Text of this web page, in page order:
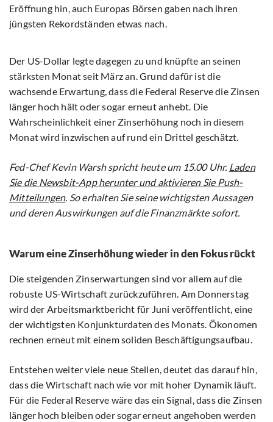
Eröffnung hin, auch Europas Börsen gaben nach ihren
jüngsten Rekordständen etwas nach.
Der US-Dollar legte dagegen zu und knüpfte an seinen
stärksten Monat seit März an. Grund dafür ist die
wachsende Erwartung, dass die Federal Reserve die Zinsen
länger hoch hält oder sogar erneut anhebt. Die
Wahrscheinlichkeit einer Zinserhöhung noch in diesem
Monat wird inzwischen auf rund ein Drittel geschätzt.
Fed-Chef Kevin Warsh spricht heute um 15.00 Uhr. Laden
Sie die Newsbit-App herunter und aktivieren Sie Push-
Mitteilungen. So erhalten Sie seine wichtigsten Aussagen
und deren Auswirkungen auf die Finanzmärkte sofort.
Warum eine Zinserhöhung wieder in den Fokus rückt
Die steigenden Zinserwartungen sind vor allem auf die
robuste US-Wirtschaft zurückzuführen. Am Donnerstag
wird der Arbeitsmarktbericht für Juni veröffentlicht, eine
der wichtigsten Konjunkturdaten des Monats. Ökonomen
rechnen erneut mit einem soliden Beschäftigungsaufbau.
Entstehen weiter viele neue Stellen, deutet das darauf hin,
dass die Wirtschaft nach wie vor mit hoher Dynamik läuft.
Für die Federal Reserve wäre das ein Signal, dass die Zinsen
länger hoch bleiben oder sogar erneut angehoben werden